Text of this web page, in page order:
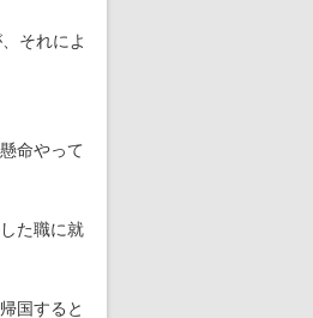
それによ
命やって
た職に就
国すると